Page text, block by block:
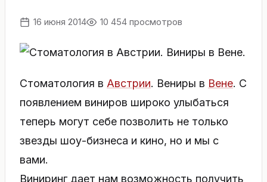
16 июня 2014 10 454 просмотров
Стоматология в Австрии. Вениры в Вене. С
появлением виниров широко улыбаться
теперь могут себе позволить не только
звезды шоу-бизнеса и кино, но и мы с
вами.
Виниринг дает нам возможность получить